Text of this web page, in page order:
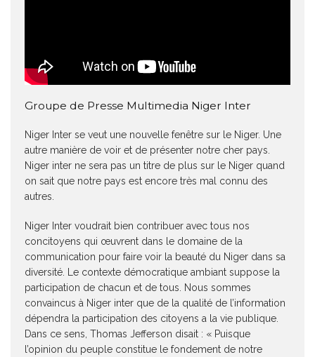
Groupe de Presse Multimedia Niger Inter
Niger Inter se veut une nouvelle fenêtre sur le Niger. Une
autre manière de voir et de présenter notre cher pays.
Niger inter ne sera pas un titre de plus sur le Niger quand
on sait que notre pays est encore très mal connu des
autres.
Niger Inter voudrait bien contribuer avec tous nos
concitoyens qui œuvrent dans le domaine de la
communication pour faire voir la beauté du Niger dans sa
diversité. Le contexte démocratique ambiant suppose la
participation de chacun et de tous. Nous sommes
convaincus à Niger inter que de la qualité de l’information
dépendra la participation des citoyens a la vie publique.
Dans ce sens, Thomas Jefferson disait : « Puisque
l’opinion du peuple constitue le fondement de notre